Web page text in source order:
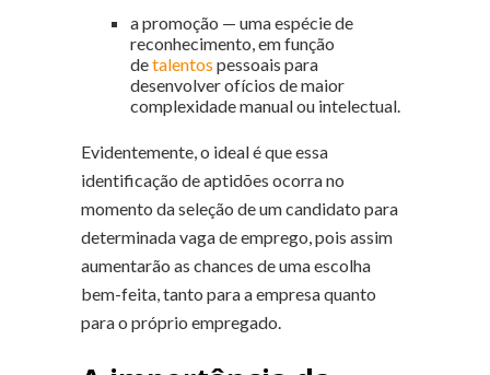
a promoção — uma espécie de
reconhecimento, em função
detalentos pessoais para
desenvolver ofícios de maior
complexidade manual ou intelectual.
Evidentemente, o ideal é que essa
identificação de aptidões ocorra no
momento da seleção de um candidato para
determinada vaga de emprego, pois assim
aumentarão as chances de uma escolha
bem-feita, tanto para a empresa quanto
para o próprio empregado.